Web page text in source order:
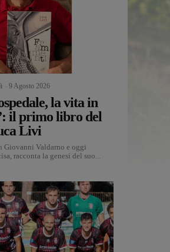
9 Agosto 2026
la vita in
il primo libro del
Livi
Giovanni Valdarno e oggi
racconta la genesi del suo...